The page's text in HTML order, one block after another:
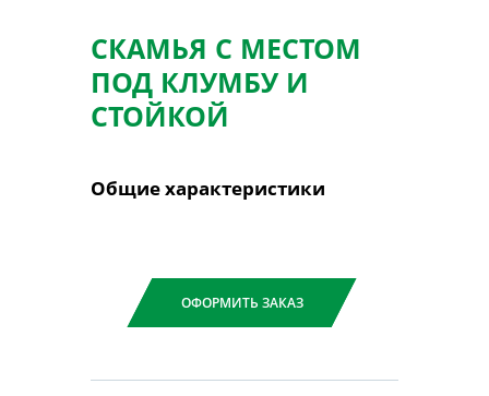
СКАМЬЯ С МЕСТОМ
ПОД КЛУМБУ И
СТОЙКОЙ
Общие характеристики
ОФОРМИТЬ ЗАКАЗ